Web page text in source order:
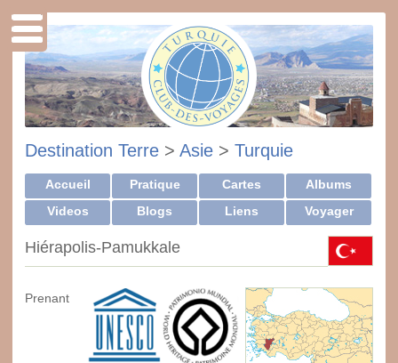
Destination Terre > Asie > Turquie
Accueil Pratique Cartes
Albums
Videos
Blogs Liens Voyager
Hiérapolis-Pamukkale
Prenant